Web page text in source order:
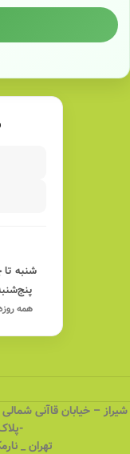
شنبه تا
پنج‌شنبه‌ها: 8:30
همه
شیراز – خیابان قاآنی
-پلاک 19 – دفتر مرکزی
تهران _